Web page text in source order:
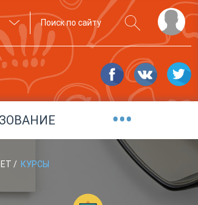
•••
/ КУРСЫ